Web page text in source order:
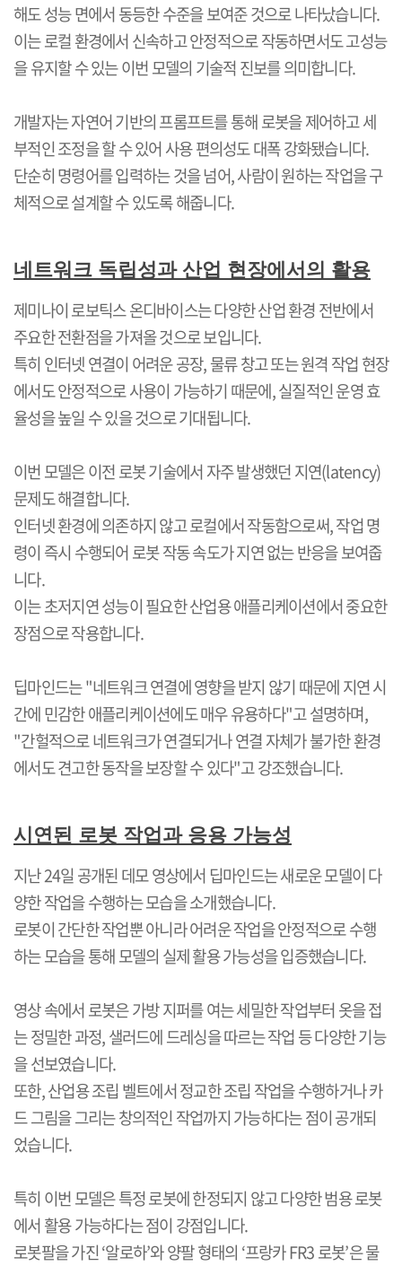
해도 성능 면에서 동등한 수준을 보여준 것으로 나타났습니다.
이는 로컬 환경에서 신속하고 안정적으로 작동하면서도 고성능
을 유지할 수 있는 이번 모델의 기술적 진보를 의미합니다.
개발자는 자연어 기반의 프롬프트를 통해 로봇을 제어하고 세
부적인 조정을 할 수 있어 사용 편의성도 대폭 강화됐습니다.
단순히 명령어를 입력하는 것을 넘어,사람이 원하는 작업을 구
체적으로 설계할 수 있도록 해줍니다.
네트워크 독립성과 산업 현장에서의 활용
제미나이 로보틱스 온디바이스는 다양한 산업 환경 전반에서
주요한 전환점을 가져올 것으로 보입니다.
특히 인터넷 연결이 어려운 공장,물류 창고 또는 원격 작업 현장
에서도 안정적으로 사용이 가능하기 때문에,실질적인 운영 효
율성을 높일 수 있을 것으로 기대됩니다.
이번 모델은 이전 로봇 기술에서 자주 발생했던 지연(latency)
문제도 해결합니다.
인터넷 환경에 의존하지 않고 로컬에서 작동함으로써,작업 명
령이 즉시 수행되어 로봇 작동 속도가 지연 없는 반응을 보여줍
니다.
이는 초저지연 성능이 필요한 산업용 애플리케이션에서 중요한
장점으로 작용합니다.
딥마인드는"네트워크 연결에 영향을 받지 않기 때문에 지연 시
간에 민감한 애플리케이션에도 매우 유용하다"고 설명하며,
"간헐적으로 네트워크가 연결되거나 연결 자체가 불가한 환경
에서도 견고한 동작을 보장할 수 있다"고 강조했습니다.
시연된 로봇 작업과 응용 가능성
지난24일 공개된 데모 영상에서 딥마인드는 새로운 모델이 다
양한 작업을 수행하는 모습을 소개했습니다.
로봇이 간단한 작업뿐 아니라 어려운 작업을 안정적으로 수행
하는 모습을 통해 모델의 실제 활용 가능성을 입증했습니다.
영상 속에서 로봇은 가방 지퍼를 여는 세밀한 작업부터 옷을 접
는 정밀한 과정,샐러드에 드레싱을 따르는 작업 등 다양한 기능
을 선보였습니다.
또한,산업용 조립 벨트에서 정교한 조립 작업을 수행하거나 카
드 그림을 그리는 창의적인 작업까지 가능하다는 점이 공개되
었습니다.
특히 이번 모델은 특정 로봇에 한정되지 않고 다양한 범용 로봇
에서 활용 가능하다는 점이 강점입니다.
로봇팔을 가진‘알로하’와 양팔 형태의 ‘프랑카FR3로봇’은 물